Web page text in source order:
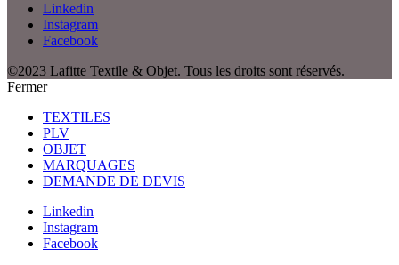
Linkedin
Instagram
Facebook
©2023 Lafitte Textile & Objet. Tous les droits sont réservés.
Fermer
TEXTILES
PLV
OBJET
MARQUAGES
DEMANDE DE DEVIS
Linkedin
Instagram
Facebook